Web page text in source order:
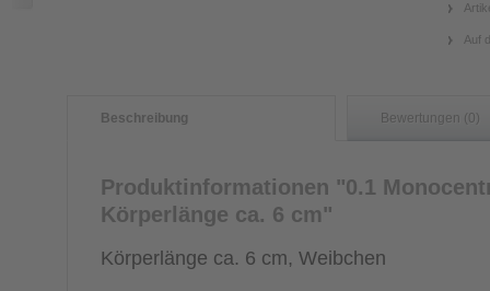
Auf
Beschreibung Bewertungen (0)
Produktinformationen "0.1
Körperlänge ca. 6 cm"
Körperlänge ca. 6 cm, Weibchen